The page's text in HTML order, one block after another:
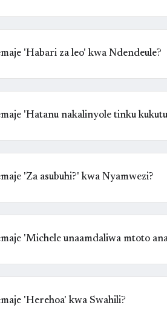
'Habari za leo' kwa Ndendeule?
'Hatanu nakalinyole tinku
'Za asubuhi?' kwa Nyamwezi?
'Michele unaamdaliwa mtoto
'Herehoa' kwa Swahili?